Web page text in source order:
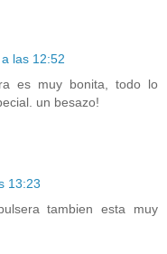
las 12:52
es muy bonita, todo lo
un besazo!
13:23
tambien esta muy